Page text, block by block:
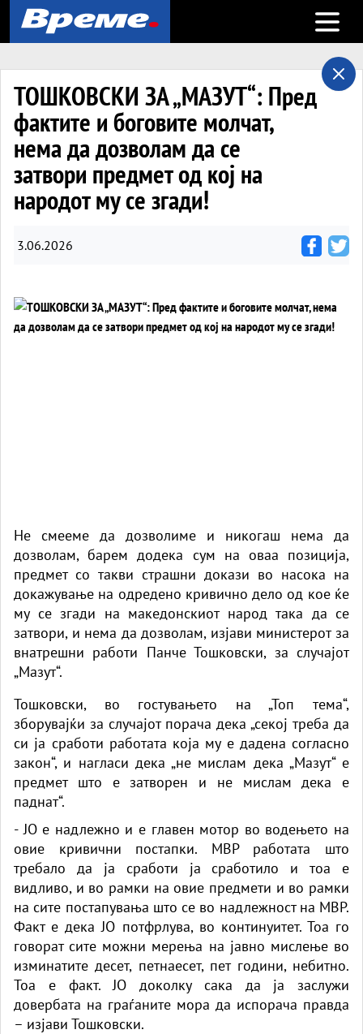
Open
ТОШКОВСКИ ЗА „МАЗУТ“: Пред
фактите и боговите молчат,
нема да дозволам да се
затвори предмет од кој на
народот му се згади!
3.06.2026
Не смееме да дозволиме и никогаш нема да
дозволам, барем додека сум на оваа позиција,
предмет со такви страшни докази во насока на
докажување на одредeно кривично дело од кое ќе
му се згади на македонскиот народ така да се
затвори, и нема да дозволам, изјави министерот за
внатрешни работи Панче Тошковски, за случајот
„Мазут“.
Тошковски, во гостувањето на „Топ тема“,
зборувајќи за случајот порача дека „секој треба да
си ја сработи работата која му е дадена согласно
закон“, и нагласи дека „не мислам дека „Мазут“ е
предмет што е затворен и не мислам дека е
паднат“.
- ЈО е надлежно и е главен мотор во водењето на
овие кривични постапки. МВР работата што
требало да ја сработи ја сработило и тоа е
видливо, и во рамки на овие предмети и во рамки
на сите постапувања што се во надлежност на МВР.
Факт е дека ЈО потфрлува, во континуитет. Тоа го
говорат сите можни мерења на јавно мислење во
изминатите десет, петнаесет, пет години, небитно.
Тоа е факт. ЈО доколку сака да ја заслужи
довербата на граѓаните мора да испорача правда
– изјави Тошковски.